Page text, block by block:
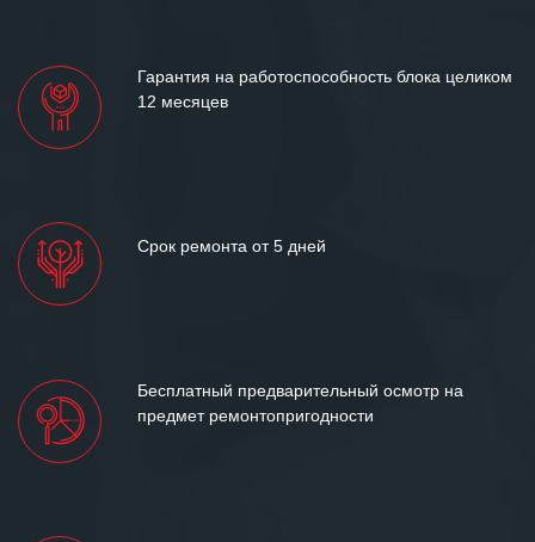
Гарантия на работоспособность блока целиком
12 месяцев
Срок ремонта от 5 дней
Бесплатный предварительный осмотр на
предмет ремонтопригодности